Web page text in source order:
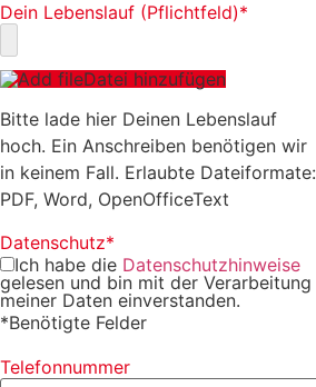
Dein Lebenslauf (Pflichtfeld)*
Datei hinzufügen
Bitte lade hier Deinen Lebenslauf
hoch. Ein Anschreiben benötigen wir
in keinem Fall. Erlaubte Dateiformate:
PDF, Word, OpenOfficeText
Datenschutz*
Ich habe die Datenschutzhinweise
gelesen und bin mit der Verarbeitung
meiner Daten einverstanden.
*Benötigte Felder
Telefonnummer